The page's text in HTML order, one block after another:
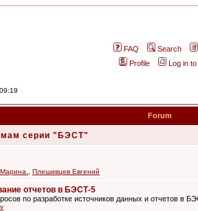
FAQ
Search
Profile
Log in
Forum
серии "БЭСТ"
Марина. Плешивцев Евгений
отчетов в БЭСТ-5
по разработке источников данных и отчетов в